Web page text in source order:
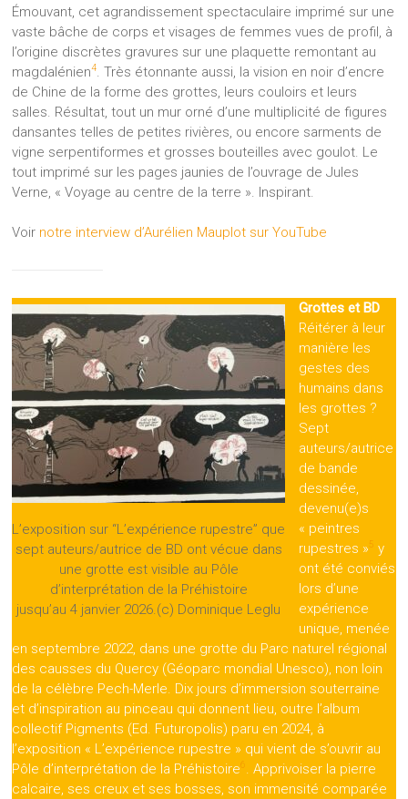
Émouvant, cet agrandissement spectaculaire imprimé sur une
vaste bâche de corps et visages de femmes vues de profil, à
l’origine discrètes gravures sur une plaquette remontant au
magdalénien4
. Très étonnante aussi, la vision en noir d’encre
de Chine de la forme des grottes, leurs couloirs et leurs
salles. Résultat, tout un mur orné d’une multiplicité de figures
dansantes telles de petites rivières, ou encore sarments de
vigne serpentiformes et grosses bouteilles avec goulot. Le
tout imprimé sur les pages jaunies de l’ouvrage de Jules
Verne, « Voyage au centre de la terre ». Inspirant.
Voir notre interview d’Aurélien Mauplot sur YouTube
L’exposition sur “L’expérience rupestre” que
sept auteurs/autrice de BD ont vécue dans
une grotte est visible au Pôle
d’interprétation de la Préhistoire
jusqu’au 4 janvier 2026.(c) Dominique Leglu
Grottes et BD
Réitérer à leur
manière les
gestes des
humains dans
les grottes ?
Sept
auteurs/autrice
de bande
dessinée,
devenu(e)s
« peintres
rupestres »5
y
ont été conviés
lors d’une
expérience
unique, menée
en septembre 2022, dans une grotte du Parc naturel régional
des causses du Quercy (Géoparc mondial Unesco), non loin
de la célèbre Pech-Merle. Dix jours d’immersion souterraine
et d’inspiration au pinceau qui donnent lieu, outre l’album
collectif Pigments (Ed. Futuropolis) paru en 2024, à
l’exposition « L’expérience rupestre » qui vient de s’ouvrir au
Pôle d’interprétation de la Préhistoire6
. Apprivoiser la pierre
calcaire, ses creux et ses bosses, son immensité comparée